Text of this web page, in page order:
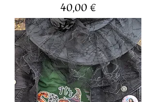
Prix
40,00 €